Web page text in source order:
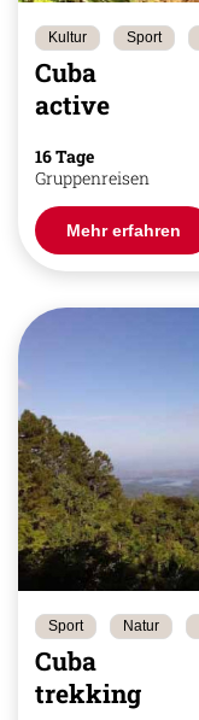
Kultur Sport
Cuba
active
16 Tage
Gruppenreisen
Mehr erfahren
Sport Natur
Cuba
trekking